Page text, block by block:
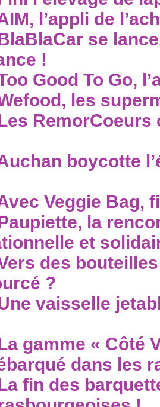
l’appli de
se
!
Good To Go,
les
RemorCoeurs
boycotte
Veggie Bag,
la
et
des
?
vaisselle
gamme « Côté
dans les
fin des